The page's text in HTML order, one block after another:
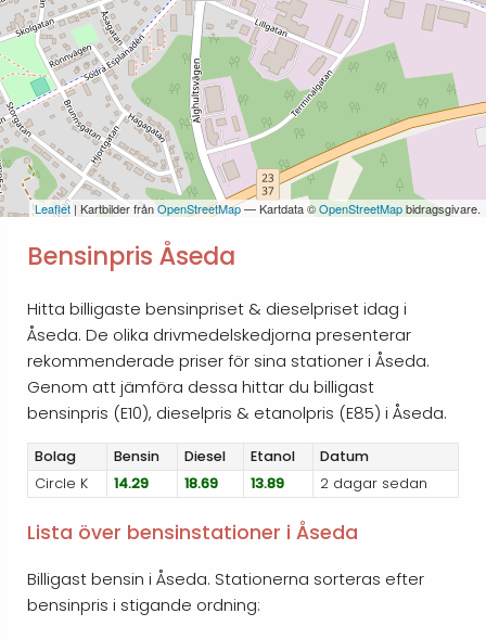
Leaflet | Kartbilder frånOpenStreetMap— Kartdata ©OpenStreetMapbidragsgivare.
Bensinpris Åseda
Hitta billigaste bensinpriset & dieselpriset idag i
Åseda. De olika drivmedelskedjorna presenterar
rekommenderade priser för sina stationer i Åseda.
Genom att jämföra dessa hittar du billigast
bensinpris (E10), dieselpris & etanolpris (E85) i Åseda.
Bolag Bensin Diesel Etanol
Datum
Circle K
14.29 18.69 13.89 2 dagar sedan
Lista över bensinstationer i Åseda
Billigast bensin i Åseda. Stationerna sorteras efter
bensinpris i stigande ordning: